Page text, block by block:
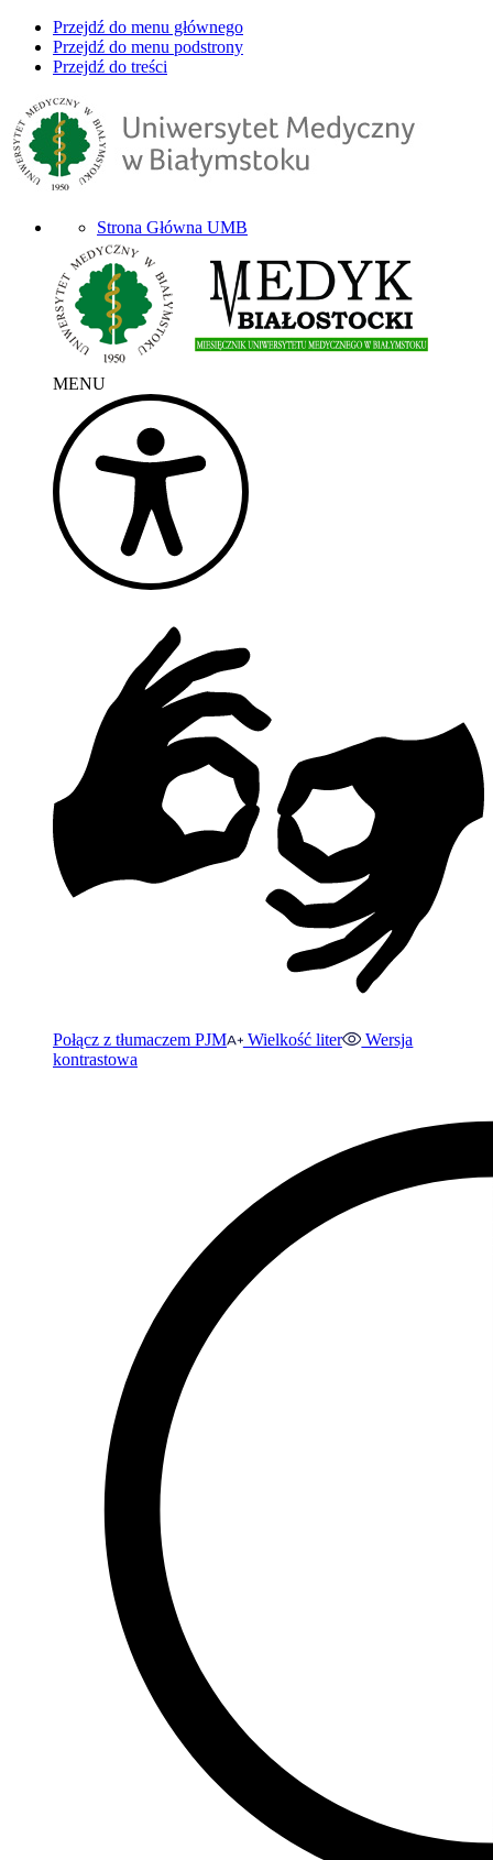
Przejdź do menu głównego
Przejdź do menu podstrony
Przejdź do treści
Strona Główna UMB
MENU
Połącz z tłumaczem PJM Wielkość liter
Wersja
kontrastowa